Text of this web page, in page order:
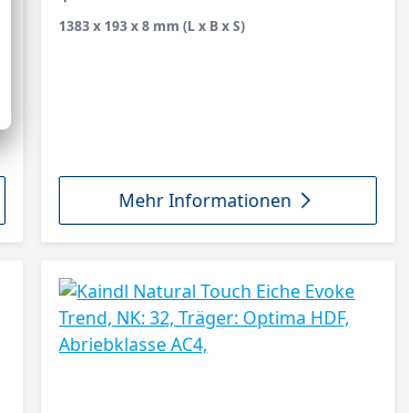
1383 x 193 x 8 mm (L x B x S)
Mehr Informationen